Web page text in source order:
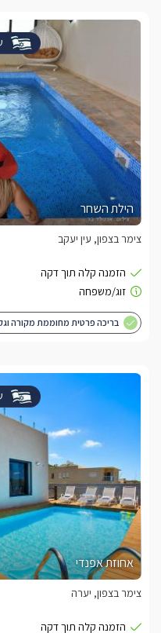
הילת השחר
צימר בצפון, עין יעקב
בריכה פרטית מחוממת מקורה
אחוזת אפנדי
צימר בצפון, יערה